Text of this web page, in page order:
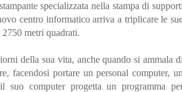
specializzata nella stampa di supporti
centro informatico arriva a triplicare le
metri quadrati.
della sua vita, anche quando si ammala di
facendosi portare un personal computer, un
computer progetta un programma